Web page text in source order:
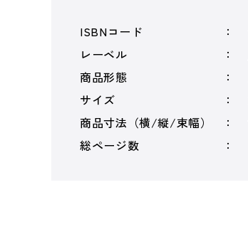
ISBNコード
レーベル
商品形態
サイズ
商品寸法（横/縦/束幅）
総ページ数